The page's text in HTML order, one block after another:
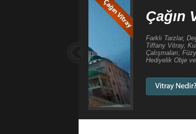
Çağın Vitray
Farklı Tarzlar, Değişik renkler,
Tiffany Vitray, Kurşunlu Vitray,
Çalışmaları, Füzyon Çalışmaları,
Hediyelik Obje ve Biblolar...